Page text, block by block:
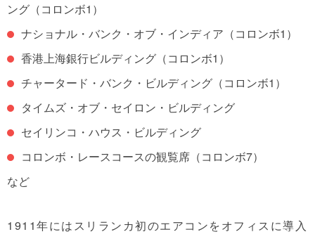
ング（コロンボ1）
ナショナル・バンク・オブ・インディア（コロンボ1）
香港上海銀行ビルディング（コロンボ1）
チャータード・バンク・ビルディング（コロンボ1）
タイムズ・オブ・セイロン・ビルディング
セイリンコ・ハウス・ビルディング
コロンボ・レースコースの観覧席（コロンボ7）
など
1911年にはスリランカ初のエアコンをオフィスに導入